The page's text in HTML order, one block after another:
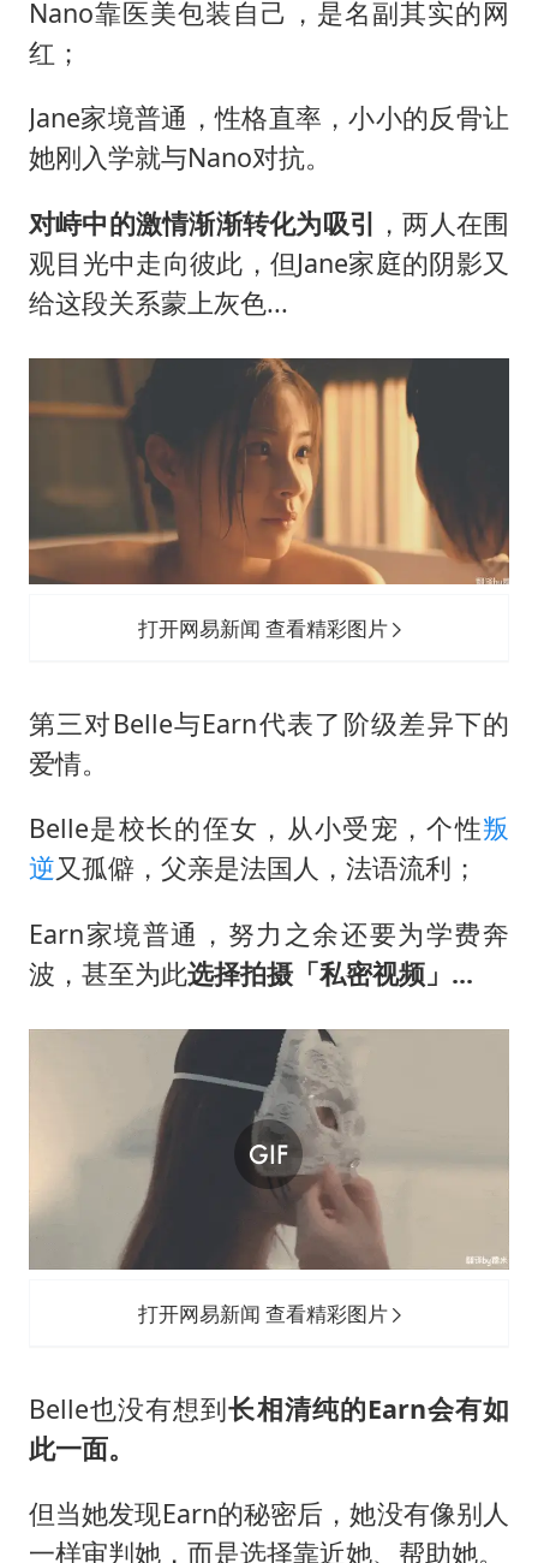
Nano靠医美包装自己，是名副其实的网
红；
Jane家境普通，性格直率，小小的反骨让
她刚入学就与Nano对抗。
对峙中的激情渐渐转化为吸引 ，两人在围
观目光中走向彼此，但Jane家庭的阴影又
给这段关系蒙上灰色...
打开网易新闻 查看精彩图片
第三对Belle与Earn代表了阶级差异下的
爱情。
Belle是校长的侄女，从小受宠，个性叛
逆又孤僻，父亲是法国人，法语流利；
Earn家境普通，努力之余还要为学费奔
波，甚至为此选择拍摄「私密视频」...
打开网易新闻 查看精彩图片
Belle也没有想到长相清纯的Earn会有如
此一面。
但当她发现Earn的秘密后，她没有像别人
一样审判她，而是选择靠近她、帮助她。